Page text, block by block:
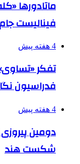
ماتادورها
فینالیست
4 هفته پیش
تفکر
فدراسیون
4 هفته پیش
دومین پیروزی
شکست هند